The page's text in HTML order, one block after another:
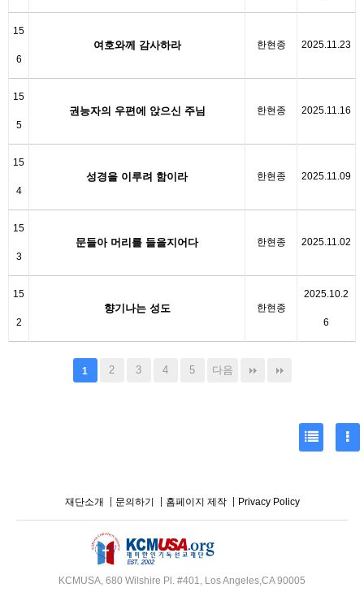
15
6
여호와께 감사하라 한현종 2025.11.23
15
5
권능자의 우편에 앉으신 주님 한현종 2025.11.16
15
4
성경을 이루려 함이라 한현종 2025.11.09
15
3
문들아 머리를 들을지어다 한현종 2025.11.02
15
2
향기나는 성도 한현종
2025.10.2
6
1 2 3 4 5 다음
재단소개 문의하기 홈페이지 제작 Privacy Policy
KCMUSA, 680 Wilshire Pl. #401, Los Angeles,CA 90005